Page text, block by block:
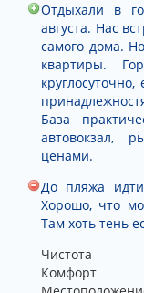
Отдыхали в
августа. Нас
самого дома.
квартиры.
База
автовокзал,
ценами.
До пляжа
Хорошо, что
Там хоть тень
Чистота
Комфорт